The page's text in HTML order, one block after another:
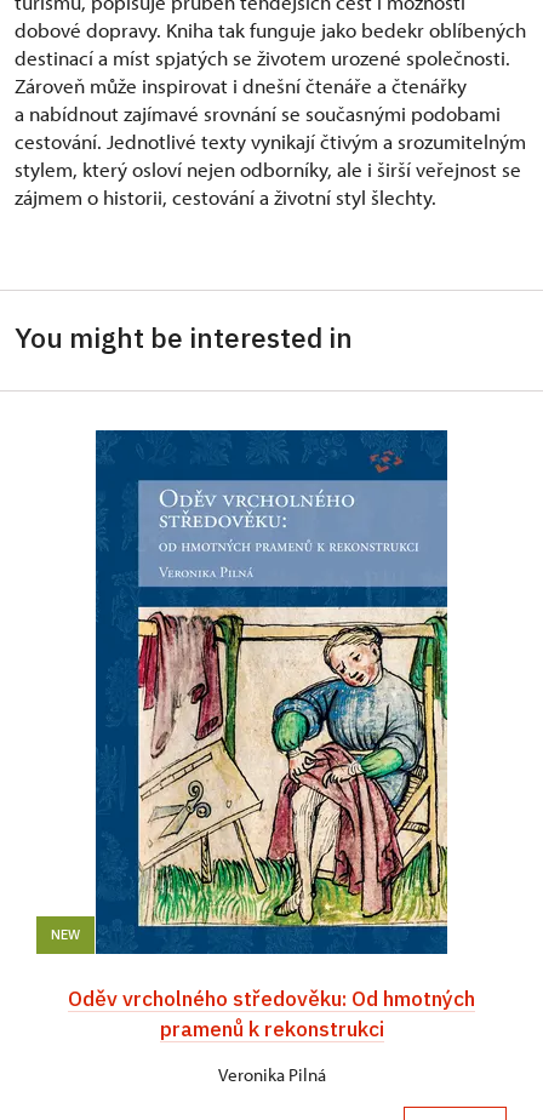
dobové dopravy. Kniha tak funguje jako bedekr oblíbených
destinací a míst spjatých se životem urozené společnosti.
Zároveň může inspirovat i dnešní čtenáře a čtenářky
a nabídnout zajímavé srovnání se současnými podobami
cestování. Jednotlivé texty vynikají čtivým a srozumitelným
stylem, který osloví nejen odborníky, ale i širší veřejnost se
zájmem o historii, cestování a životní styl šlechty.
You might be interested in
NEW
Oděv vrcholného středověku: Od hmotných
pramenů k rekonstrukci
Veronika Pilná